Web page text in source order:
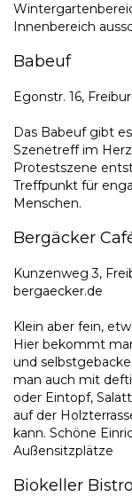
Innenbereich
Babeuf
Egonstr. 16,
Das Babeuf gibt
Szenetreff im
Protestszene
Treffpunkt für
Menschen.
Bergäcker
Kunzenweg 3,
bergaecker.de
Klein aber fein,
Hier bekommt
und
man auch mit
oder Eintopf,
auf der
kann. Schöne
Außensitzplätze
Biokeller Bistro